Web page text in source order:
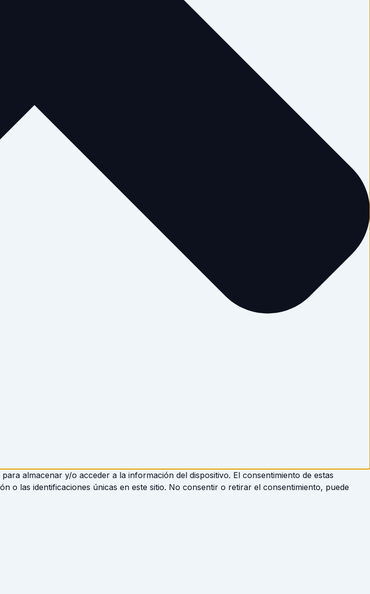
almacenar y/o acceder a la información del dispositivo. El consentimiento de estas
o las identificaciones únicas en este sitio. No consentir o retirar el consentimiento, puede